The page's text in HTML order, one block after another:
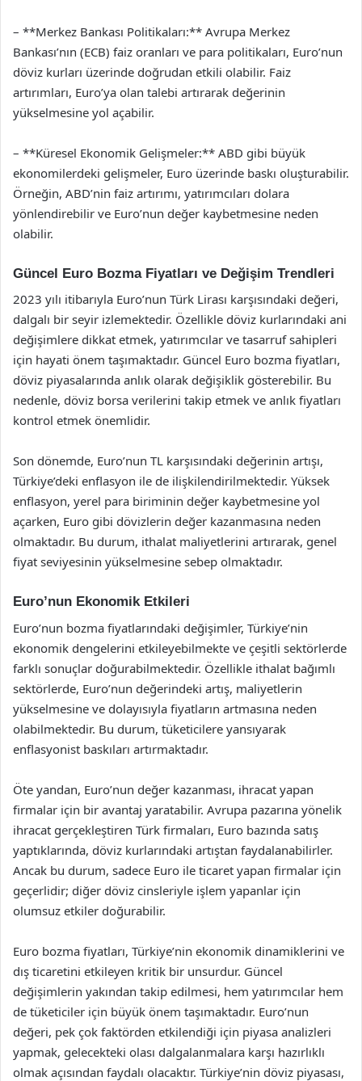
– **Merkez Bankası Politikaları:** Avrupa Merkez
Bankası’nın (ECB) faiz oranları ve para politikaları, Euro’nun
döviz kurları üzerinde doğrudan etkili olabilir. Faiz
artırımları, Euro’ya olan talebi artırarak değerinin
yükselmesine yol açabilir.
– **Küresel Ekonomik Gelişmeler:** ABD gibi büyük
ekonomilerdeki gelişmeler, Euro üzerinde baskı oluşturabilir.
Örneğin, ABD’nin faiz artırımı, yatırımcıları dolara
yönlendirebilir ve Euro’nun değer kaybetmesine neden
olabilir.
Güncel Euro Bozma Fiyatları ve Değişim Trendleri
2023 yılı itibarıyla Euro’nun Türk Lirası karşısındaki değeri,
dalgalı bir seyir izlemektedir. Özellikle döviz kurlarındaki ani
değişimlere dikkat etmek, yatırımcılar ve tasarruf sahipleri
için hayati önem taşımaktadır. Güncel Euro bozma fiyatları,
döviz piyasalarında anlık olarak değişiklik gösterebilir. Bu
nedenle, döviz borsa verilerini takip etmek ve anlık fiyatları
kontrol etmek önemlidir.
Son dönemde, Euro’nun TL karşısındaki değerinin artışı,
Türkiye’deki enflasyon ile de ilişkilendirilmektedir. Yüksek
enflasyon, yerel para biriminin değer kaybetmesine yol
açarken, Euro gibi dövizlerin değer kazanmasına neden
olmaktadır. Bu durum, ithalat maliyetlerini artırarak, genel
fiyat seviyesinin yükselmesine sebep olmaktadır.
Euro’nun Ekonomik Etkileri
Euro’nun bozma fiyatlarındaki değişimler, Türkiye’nin
ekonomik dengelerini etkileyebilmekte ve çeşitli sektörlerde
farklı sonuçlar doğurabilmektedir. Özellikle ithalat bağımlı
sektörlerde, Euro’nun değerindeki artış, maliyetlerin
yükselmesine ve dolayısıyla fiyatların artmasına neden
olabilmektedir. Bu durum, tüketicilere yansıyarak
enflasyonist baskıları artırmaktadır.
Öte yandan, Euro’nun değer kazanması, ihracat yapan
firmalar için bir avantaj yaratabilir. Avrupa pazarına yönelik
ihracat gerçekleştiren Türk firmaları, Euro bazında satış
yaptıklarında, döviz kurlarındaki artıştan faydalanabilirler.
Ancak bu durum, sadece Euro ile ticaret yapan firmalar için
geçerlidir; diğer döviz cinsleriyle işlem yapanlar için
olumsuz etkiler doğurabilir.
Euro bozma fiyatları, Türkiye’nin ekonomik dinamiklerini ve
dış ticaretini etkileyen kritik bir unsurdur. Güncel
değişimlerin yakından takip edilmesi, hem yatırımcılar hem
de tüketiciler için büyük önem taşımaktadır. Euro’nun
değeri, pek çok faktörden etkilendiği için piyasa analizleri
yapmak, gelecekteki olası dalgalanmalara karşı hazırlıklı
olmak açısından faydalı olacaktır. Türkiye’nin döviz piyasası,